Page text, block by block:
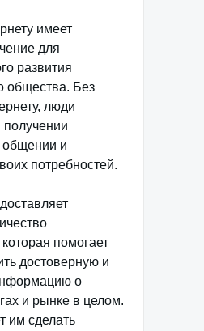
имеет
для
развития
общества. Без
люди
и
потребностей.
помогает
достоверную и
о
и рынке в целом.
им сделать